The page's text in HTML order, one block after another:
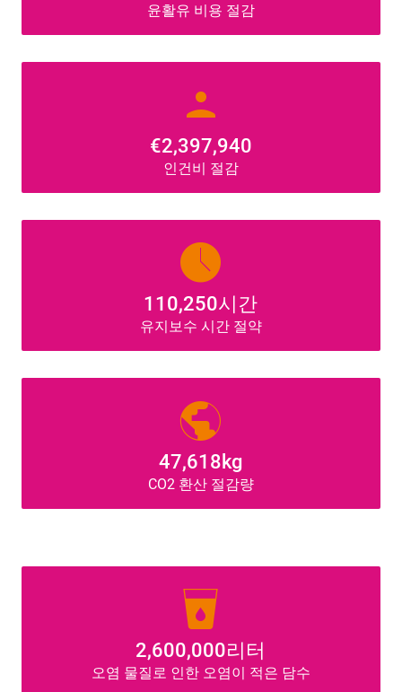
윤활유 비용 절감
person
€2,397,940
인건비 절감
access_time
110,250시간
유지보수 시간 절약
public
47,618kg
CO2 환산 절감량
local_drink
2,600,000리터
오염 물질로 인한 오염이 적은 담수